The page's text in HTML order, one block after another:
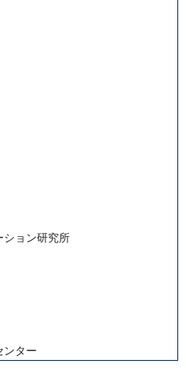
ション研究所
ンター